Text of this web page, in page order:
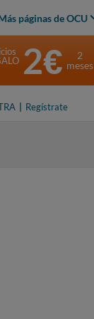
páginas de OCU
Regístrate
2€
2
meses